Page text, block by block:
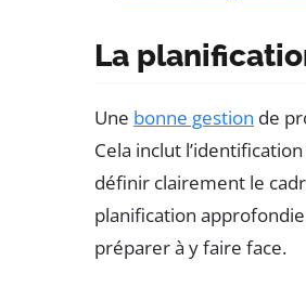
La
Une bonne gestion de
Cela inclut
définir clairement le
planification
préparer à y faire face.